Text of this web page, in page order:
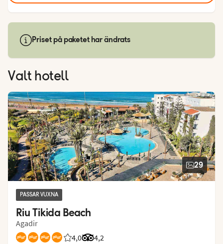
Priset på paketet har ändrats
Valt hotell
29
PASSAR VUXNA
Riu Tikida Beach
Agadir
4,0
Betyg från Vings gäster: 4/5
4,2
Betyg från Tripadvisor: 4.2 of 5